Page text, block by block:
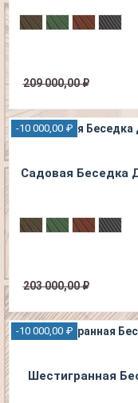
209 000,00 ₽
-10 000,00 ₽
Садовая Беседка
203 000,00 ₽
-10 000,00 ₽
Шестигранная